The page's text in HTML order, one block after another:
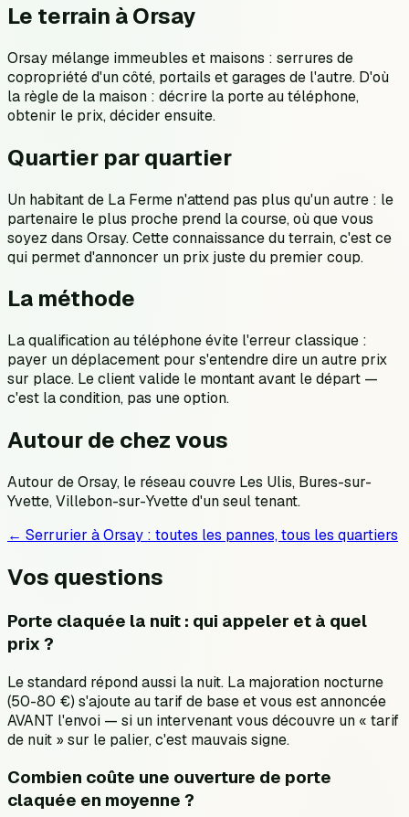
Le terrain à Orsay
Orsay mélange immeubles et maisons : serrures de
copropriété d'un côté, portails et garages de l'autre. D'où
la règle de la maison : décrire la porte au téléphone,
obtenir le prix, décider ensuite.
Quartier par quartier
Un habitant de La Ferme n'attend pas plus qu'un autre : le
partenaire le plus proche prend la course, où que vous
soyez dans Orsay. Cette connaissance du terrain, c'est ce
qui permet d'annoncer un prix juste du premier coup.
La méthode
La qualification au téléphone évite l'erreur classique :
payer un déplacement pour s'entendre dire un autre prix
sur place. Le client valide le montant avant le départ —
c'est la condition, pas une option.
Autour de chez vous
Autour de Orsay, le réseau couvre Les Ulis, Bures-sur-
Yvette, Villebon-sur-Yvette d'un seul tenant.
← Serrurier àOrsay : toutes les pannes, tous les quartiers
Vos questions
Porte claquée la nuit : qui appeler et à quel
prix ?
Le standard répond aussi la nuit. La majoration nocturne
(50-80 €) s'ajoute au tarif de base et vous est annoncée
AVANT l'envoi — si un intervenant vous découvre un « tarif
de nuit » sur le palier, c'est mauvais signe.
Combien coûte une ouverture de porte
claquée en moyenne ?